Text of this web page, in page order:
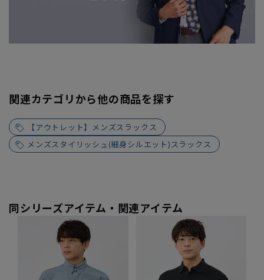
関連カテゴリから他の商品を探す
【アウトレット】メンズスラックス
メンズスタイリッシュ(細身シルエット)スラックス
同シリーズアイテム・関連アイテム